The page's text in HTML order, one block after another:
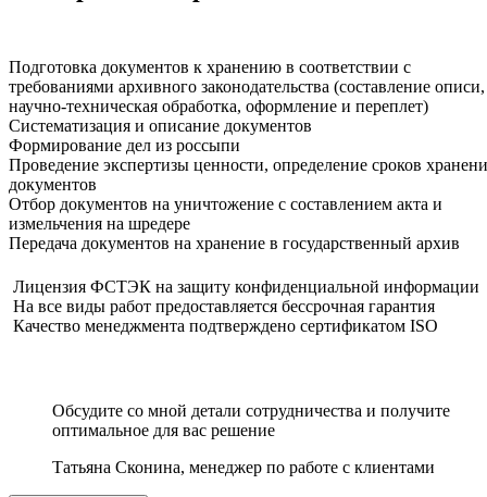
Подготовка документов к хранению в соответствии с
требованиями архивного законодательства (составление описи,
научно-техническая обработка, оформление и переплет)
Систематизация и описание документов
Формирование дел из россыпи
Проведение экспертизы ценности, определение сроков
документов
Отбор документов на уничтожение с составлением акта и
измельчения на шредере
Передача документов на хранение в государственный архив
Лицензия ФСТЭК на защиту конфиденциальной информации
На все виды работ предоставляется бессрочная гарантия
Качество менеджмента подтверждено сертификатом ISO
Обсудите со мной детали сотрудничества и получите
оптимальное для вас решение
Татьяна Сконина, менеджер по работе с клиентами